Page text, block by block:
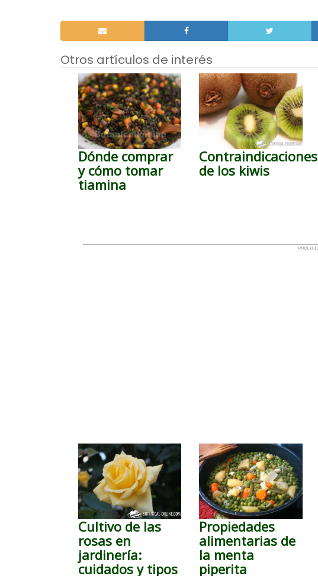
Otros artículos de interés
Dónde comprar
y cómo tomar
tiamina
Contraindicaciones
de los kiwis
Cultivo de las
rosas en
jardinería:
cuidados y tipos
Propiedades
alimentarias de
la menta
piperita